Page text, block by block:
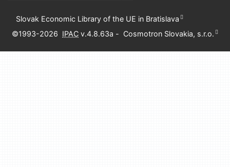
Slovak Economic Library of the UE in Bratislava
©1993-2026 IPAC v.4.8.63a - Cosmotron Slovakia, s.r.o.